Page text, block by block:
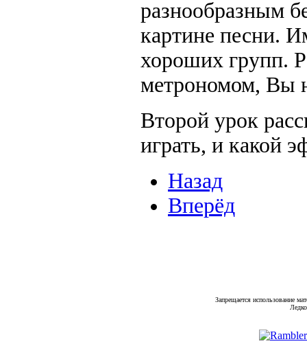
разнообразным
картине песни.
хороших групп.
метрономом, Вы
Второй урок
играть, и какой
Назад
Вперёд
Запрещается использование